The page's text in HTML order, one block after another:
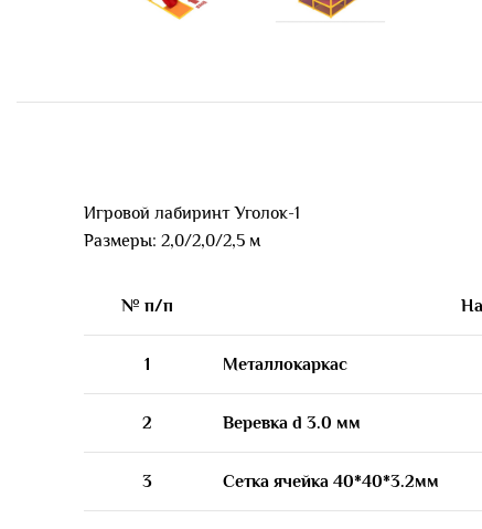
Игровой лабиринт Уголок-1
Размеры: 2,0/2,0/2,5 м
№ п/п
1 Металлокаркас
2 Веревка d 3.0 мм
3 Сетка ячейка 40*40*3.2мм